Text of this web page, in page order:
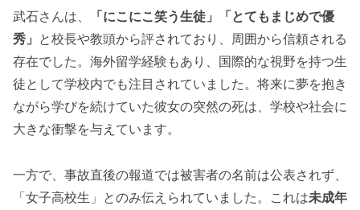
武石さんは、
「にこにこ笑う生徒」「とてもまじめで優
秀」 と校長や教頭から評されており、周囲から信頼される
存在でした。海外留学経験もあり、国際的な視野を持つ生
徒として学校内でも注目されていました。将来に夢を抱き
ながら学びを続けていた彼女の突然の死は、学校や社会に
大きな衝撃を与えています。
一方で、事故直後の報道では被害者の名前は公表されず、
「女子高校生」とのみ伝えられていました。これは未成年